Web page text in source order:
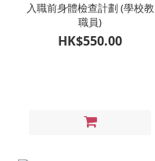
入職前身體檢查計劃 (學校教
職員)
HK$550.00